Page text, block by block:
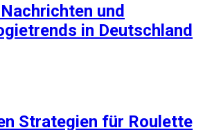
und
in Deutschland
Strategien für Roulette